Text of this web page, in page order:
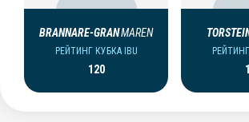
BRANNARE-GRANMAREN
РЕЙТИНГ КУБКА IBU
120